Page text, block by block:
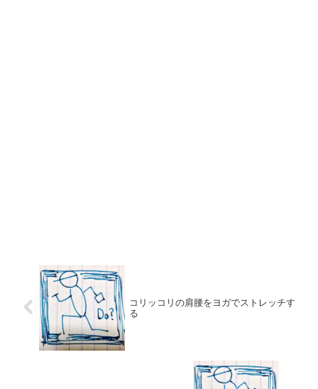
コリッコリの肩腰をヨガでストレッチす
る